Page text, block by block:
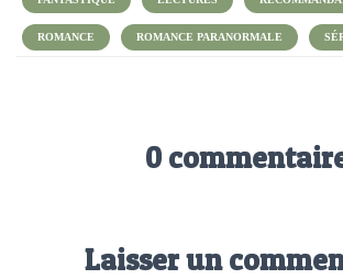
ROMANCE ROMANCE PARANORMALE
0
Laisser un